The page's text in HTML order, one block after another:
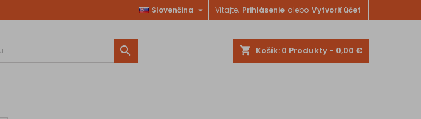
Vitajte, Prihlásenie alebo Vytvoriť účet
Slovenčina 
shopping_cart Košík: 0 Produkty - 0,00 €
